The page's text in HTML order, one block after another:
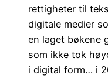
rettigheter til
digitale medier
en laget bøkene
som ikke tok
i digital form… i